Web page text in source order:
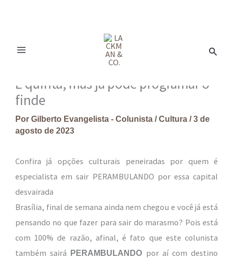
É quinta, mas já pode programar o
finde
Por Gilberto Evangelista - Colunista /Cultura /3 de
agosto de 2023
Confira já opções culturais peneiradas por quem é
especialista em sair PERAMBULANDO por essa capital
desvairada
Brasília, final de semana ainda nem chegou e você já está
pensando no que fazer para sair do marasmo? Pois está
com 100% de razão, afinal, é fato que este colunista
também sairá PERAMBULANDO por aí com destino